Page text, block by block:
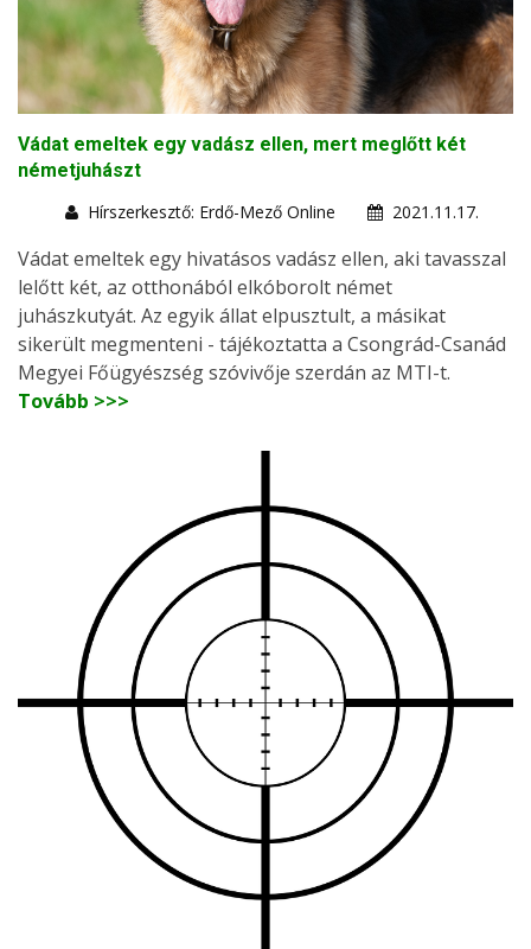
Vádat emeltek egy vadász ellen, mert meglőtt két
németjuhászt
Hírszerkesztő: Erdő-Mező Online
2021.11.17.
Vádat emeltek egy hivatásos vadász ellen, aki tavasszal
lelőtt két, az otthonából elkóborolt német
juhászkutyát. Az egyik állat elpusztult, a másikat
sikerült megmenteni - tájékoztatta a Csongrád-Csanád
Megyei Főügyészség szóvivője szerdán az MTI-t.
Tovább >>>